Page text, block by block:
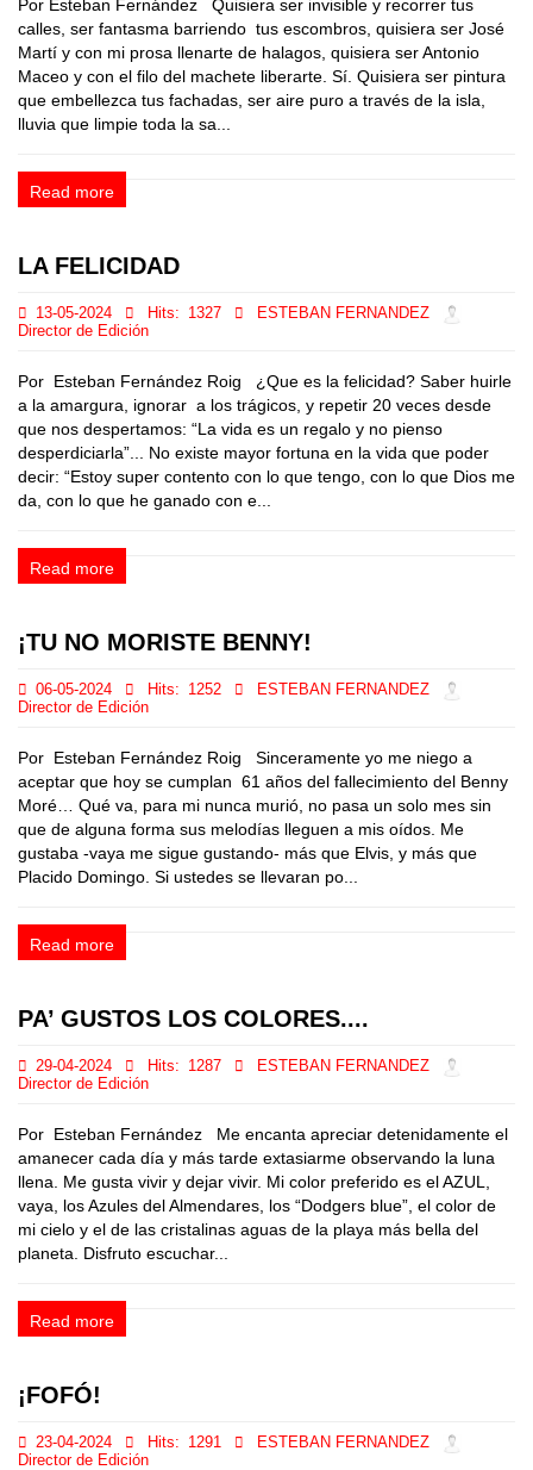
Por Esteban Fernández Quisiera ser invisible y recorrer tus
calles, ser fantasma barriendo tus escombros, quisiera ser José
Martí y con mi prosa llenarte de halagos, quisiera ser Antonio
Maceo y con el filo del machete liberarte. Sí. Quisiera ser pintura
que embellezca tus fachadas, ser aire puro a través de la isla,
lluvia que limpie toda la sa...
Read more
LA FELICIDAD
13-05-2024 Hits: 1327
ESTEBAN FERNANDEZ
Director de Edición
Por Esteban Fernández Roig ¿Que es la felicidad? Saber huirle
a la amargura, ignorar a los trágicos, y repetir 20 veces desde
que nos despertamos: “La vida es un regalo y no pienso
desperdiciarla”... No existe mayor fortuna en la vida que poder
decir: “Estoy super contento con lo que tengo, con lo que Dios me
da, con lo que he ganado con e...
Read more
¡TU NO MORISTE BENNY!
06-05-2024 Hits: 1252
ESTEBAN FERNANDEZ
Director de Edición
Por Esteban Fernández Roig Sinceramente yo me niego a
aceptar que hoy se cumplan 61 años del fallecimiento del Benny
Moré… Qué va, para mi nunca murió, no pasa un solo mes sin
que de alguna forma sus melodías lleguen a mis oídos. Me
gustaba -vaya me sigue gustando- más que Elvis, y más que
Placido Domingo. Si ustedes se llevaran po...
Read more
PA’ GUSTOS LOS COLORES....
29-04-2024 Hits: 1287
ESTEBAN FERNANDEZ
Director de Edición
Por Esteban Fernández Me encanta apreciar detenidamente el
amanecer cada día y más tarde extasiarme observando la luna
llena. Me gusta vivir y dejar vivir. Mi color preferido es el AZUL,
vaya, los Azules del Almendares, los “Dodgers blue”, el color de
mi cielo y el de las cristalinas aguas de la playa más bella del
planeta. Disfruto escuchar...
Read more
¡FOFÓ!
23-04-2024 Hits: 1291
ESTEBAN FERNANDEZ
Director de Edición